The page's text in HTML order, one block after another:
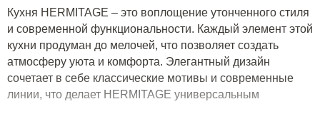
Кухня HERMITAGE – это воплощение утонченного стиля
и современной функциональности. Каждый элемент этой
кухни продуман до мелочей, что позволяет создать
атмосферу уюта и комфорта. Элегантный дизайн
сочетает в себе классические мотивы и современные
линии, что делает HERMITAGE универсальным